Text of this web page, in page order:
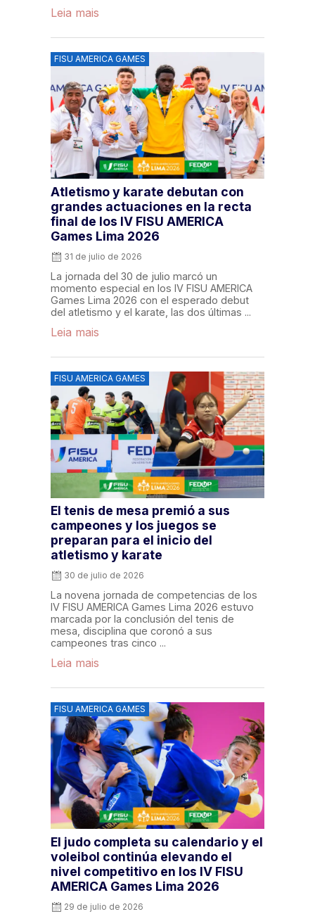
Leia mais
FISU AMERICA GAMES
Atletismo y karate debutan con
grandes actuaciones en la recta
final de los IV FISU AMERICA
Games Lima 2026
31 de julio de 2026
La jornada del 30 de julio marcó un
momento especial en los IV FISU AMERICA
Games Lima 2026 con el esperado debut
del atletismo y el karate, las dos últimas ...
Leia mais
FISU AMERICA GAMES
El tenis de mesa premió a sus
campeones y los juegos se
preparan para el inicio del
atletismo y karate
30 de julio de 2026
La novena jornada de competencias de los
IV FISU AMERICA Games Lima 2026 estuvo
marcada por la conclusión del tenis de
mesa, disciplina que coronó a sus
campeones tras cinco ...
Leia mais
FISU AMERICA GAMES
El judo completa su calendario y el
voleibol continúa elevando el
nivel competitivo en los IV FISU
AMERICA Games Lima 2026
29 de julio de 2026